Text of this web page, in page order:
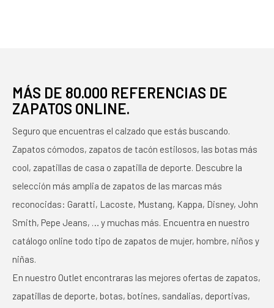
MÁS DE 80.000 REFERENCIAS DE
ZAPATOS ONLINE.
Seguro que encuentras el calzado que estás buscando.
Zapatos cómodos, zapatos de tacón estilosos, las botas más
cool, zapatillas de casa o zapatilla de deporte. Descubre la
selección más amplia de zapatos de las marcas más
reconocidas: Garatti, Lacoste, Mustang, Kappa, Disney, John
Smith, Pepe Jeans, … y muchas más. Encuentra en nuestro
catálogo online todo tipo de zapatos de mujer, hombre, niños y
niñas.
En nuestro Outlet encontraras las mejores ofertas de zapatos,
zapatillas de deporte, botas, botines, sandalias, deportivas,